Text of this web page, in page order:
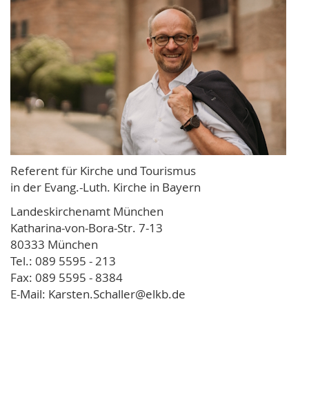
Referent für Kirche und Tourismus
in der Evang.-Luth. Kirche in Bayern
Landeskirchenamt München
Katharina-von-Bora-Str. 7-13
80333 München
Tel.: 089 5595 - 213
Fax: 089 5595 - 8384
E-Mail: Karsten.Schaller@elkb.de